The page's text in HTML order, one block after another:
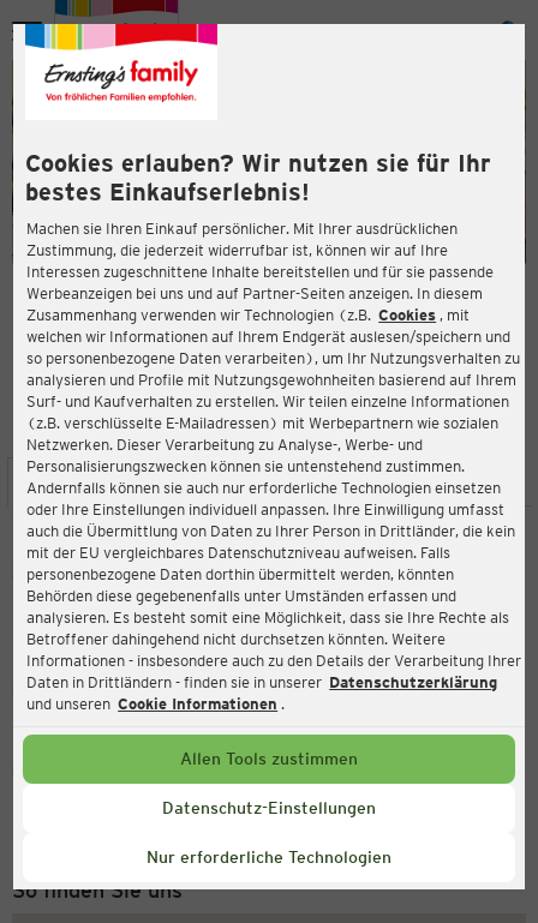
Cookies erlauben? Wir nutzen sie für Ihr
bestes Einkaufserlebnis!
Machen sie Ihren Einkauf persönlicher. Mit Ihrer ausdrücklichen
Zustimmung, die jederzeit widerrufbar ist, können wir auf Ihre
Interessen zugeschnittene Inhalte bereitstellen und für sie passende
Werbeanzeigen bei uns und auf Partner-Seiten anzeigen. In diesem
Zusammenhang verwenden wir Technologien (z.B. Cookies , mit
welchen wir Informationen auf Ihrem Endgerät auslesen/speichern und
so personenbezogene Daten verarbeiten), um Ihr Nutzungsverhalten zu
analysieren und Profile mit Nutzungsgewohnheiten basierend auf Ihrem
Surf- und Kaufverhalten zu erstellen. Wir teilen einzelne Informationen
(z.B. verschlüsselte E-Mailadressen) mit Werbepartnern wie sozialen
Netzwerken. Dieser Verarbeitung zu Analyse-, Werbe- und
Personalisierungszwecken können sie untenstehend zustimmen.
Andernfalls können sie auch nur erforderliche Technologien einsetzen
oder Ihre Einstellungen individuell anpassen. Ihre Einwilligung umfasst
auch die Übermittlung von Daten zu Ihrer Person in Drittländer, die kein
mit der EU vergleichbares Datenschutzniveau aufweisen. Falls
personenbezogene Daten dorthin übermittelt werden, könnten
Behörden diese gegebenenfalls unter Umständen erfassen und
analysieren. Es besteht somit eine Möglichkeit, dass sie Ihre Rechte als
Betroffener dahingehend nicht durchsetzen könnten. Weitere
Informationen - insbesondere auch zu den Details der Verarbeitung Ihrer
Daten in Drittländern - finden sie in unserer Datenschutzerklärung
und unseren Cookie Informationen .
Allen Tools zustimmen
Datenschutz-Einstellungen
Nur erforderliche Technologien
Menü
ERNSTING'S FAMILY FILIALE
Abschnede 210
27472 Cuxhaven
4,2
Bewertung:
STANDORT SERVICES SORTIMENT AKTIONEN
Ernsting's family
Abschnede 210, 27472 Cuxhaven
Aktuell:
Geschlossen
Service Hotline
+49 (0) 2546 / 98 999 98
So finden Sie uns